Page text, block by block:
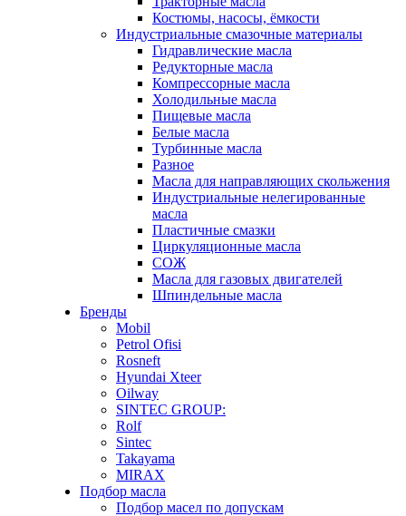
Костюмы, насосы, ёмкости
Индустриальные смазочные материалы
Гидравлические масла
Редукторные масла
Компрессорные масла
Холодильные масла
Пищевые масла
Белые масла
Турбинные масла
Разное
Масла для направляющих скольжения
Индустриальные нелегированные
масла
Пластичные смазки
Циркуляционные масла
СОЖ
Масла для газовых двигателей
Шпиндельные масла
Бренды
Mobil
Petrol Ofisi
Rosneft
Hyundai Xteer
Oilway
SINTEC GROUP:
Rolf
Sintec
Takayama
MIRAX
Подбор масла
Подбор масел по допускам